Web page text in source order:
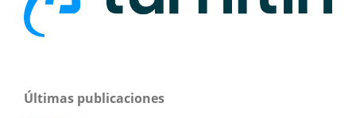
Últimas publicaciones